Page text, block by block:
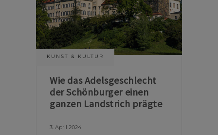
KUNST & KULTUR
Wie das Adelsgeschlecht
der Schönburger einen
ganzen Landstrich prägte
3. April 2024